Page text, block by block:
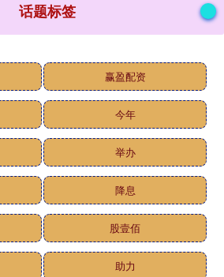
话题标签
赢盈配资
今年
举办
降息
股壹佰
助力